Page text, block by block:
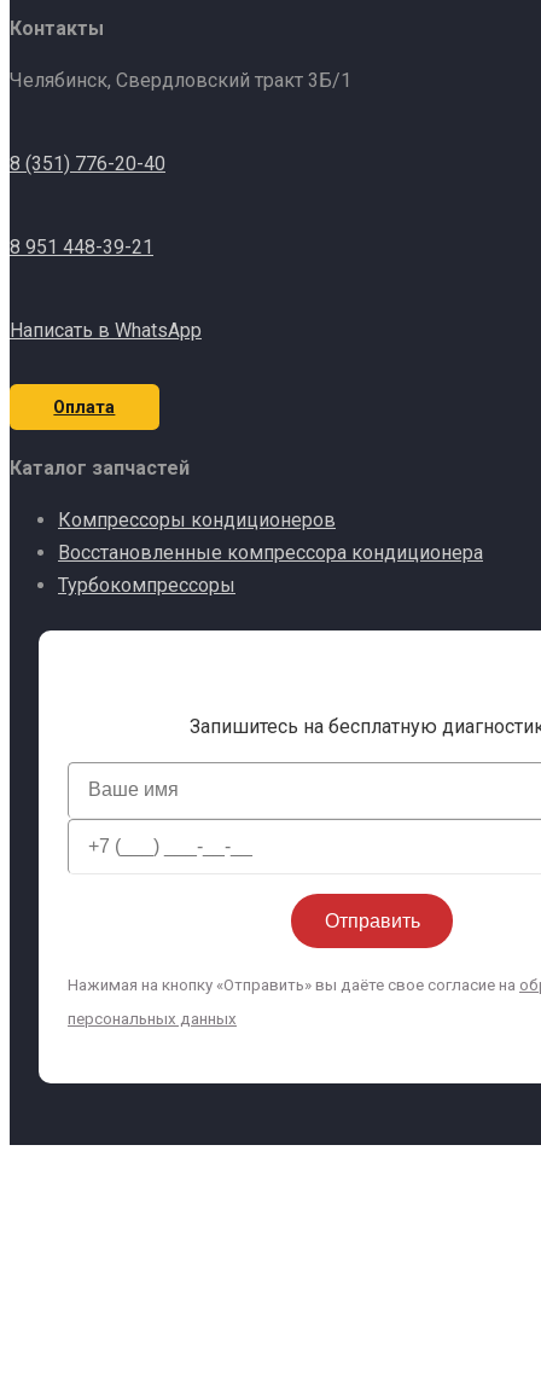
Контакты
Челябинск, Свердловский тракт 3Б/1
8 (351) 776-20-40
8 951 448-39-21
Написать в WhatsApp
Оплата
Каталог запчастей
Компрессоры кондиционеров
Восстановленные компрессора кондиционера
Турбокомпрессоры
Запишитесь на бесплатную
Нажимая на кнопку «Отправить» вы даёте свое согласие на
персональных данных